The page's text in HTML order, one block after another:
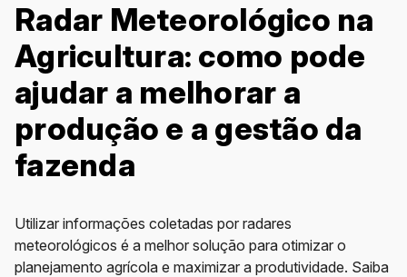
Radar Meteorológico na
Agricultura: como pode
ajudar a melhorar a
produção e a gestão da
fazenda
Utilizar informações coletadas por radares
meteorológicos é a melhor solução para otimizar o
planejamento agrícola e maximizar a produtividade. Saiba